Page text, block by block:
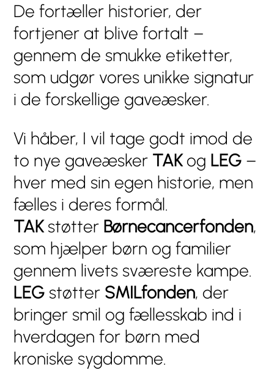
De fortæller historier, der
fortjener at blive fortalt –
gennem de smukke etiketter,
som udgør vores unikke signatur
i de forskellige gaveæsker.
Vi håber, I vil tage godt imod de
to nye gaveæsker TAKog LEG –
hver med sin egen historie, men
fælles i deres formål.
TAKstøtter Børnecancerfonden,
som hjælper børn og familier
gennem livets sværeste kampe.
LEG støtter SMILfonden, der
bringer smil og fællesskab ind i
hverdagen for børn med
kroniske sygdomme.